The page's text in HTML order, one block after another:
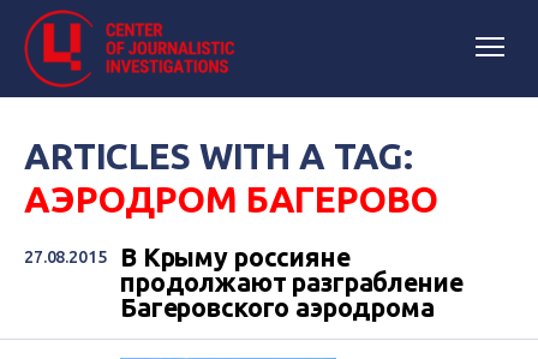
ARTICLES WITH A TAG:
АЭРОДРОМ БАГЕРОВО
27.08.2015
В Крыму россияне
продолжают разграбление
Багеровского аэродрома